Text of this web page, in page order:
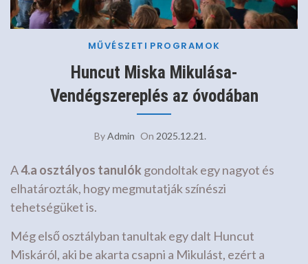
MŰVÉSZETI PROGRAMOK
Huncut Miska Mikulása-
Vendégszereplés az óvodában
ByAdmin On 2025.12.21.
A4.a osztályos tanulók gondoltak egy nagyot és
elhatározták, hogy megmutatják színészi
tehetségüket is.
Még első osztályban tanultak egy dalt Huncut
Miskáról, aki be akarta csapni a Mikulást, ezért a